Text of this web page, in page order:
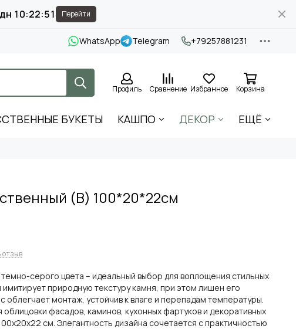
10:22:50 Перейти
WhatsApp Telegram +79257881231
Профиль Сравнение Избранное Корзина
БУКЕТЫ КАШПО ДЕКОР ЕЩЁ
(B) 100*20*22см
отзыв
серого цвета – идеальный выбор для воплощения стильных
природную текстуру камня, при этом лишен его
облегчает монтаж, устойчив к влаге и перепадам температуры.
фасадов, каминов, кухонных фартуков и декоративных
см. Элегантность дизайна сочетается с практичностью